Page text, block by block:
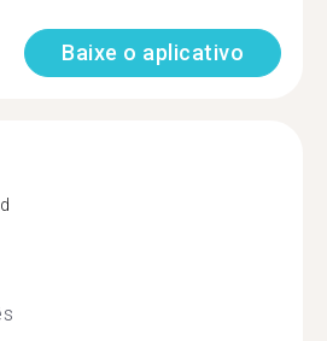
Baixe o aplicativo